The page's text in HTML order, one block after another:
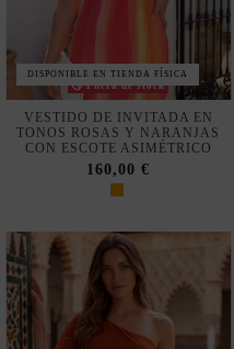
VESTIDO LARGO COLOR
TEJA CON CAPA DE GASA Y
FLOR PARA INVITADA
120,00 €